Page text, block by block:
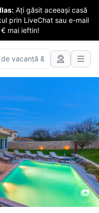
Ați găsit aceeași casă
prin LiveChat sau e-mail
mai ieftin!